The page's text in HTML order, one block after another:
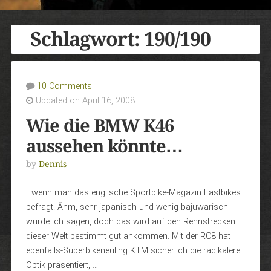
Schlagwort: 190/190
10 Comments
Updated on April 16, 2008
Wie die BMW K46
aussehen könnte…
by Dennis
…wenn man das englische Sportbike-Magazin Fastbikes
befragt. Ähm, sehr japanisch und wenig bajuwarisch
würde ich sagen, doch das wird auf den Rennstrecken
dieser Welt bestimmt gut ankommen. Mit der RC8 hat
ebenfalls-Superbikeneuling KTM sicherlich die radikalere
Optik präsentiert, …